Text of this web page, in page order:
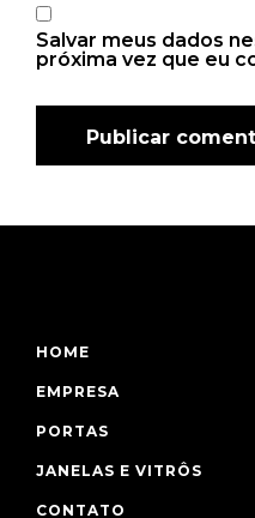
Salvar meus dados
próxima vez que eu
HOME
EMPRESA
PORTAS
JANELAS E VITRÔS
CONTATO